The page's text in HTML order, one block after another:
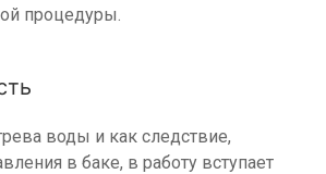
процедуры.
воды и как следствие,
в баке, в работу вступает